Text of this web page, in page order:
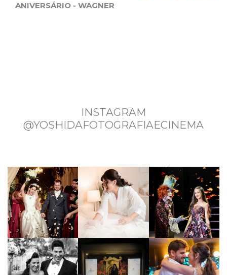
ANIVERSÁRIO - WAGNER
INSTAGRAM
@YOSHIDAFOTOGRAFIAECINEMA